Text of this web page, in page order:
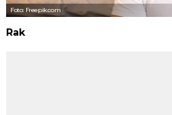
Foto: Freepik.com
Rak